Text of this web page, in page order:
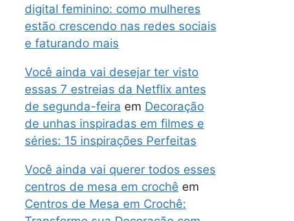
digital feminino: como mulheres
estão crescendo nas redes sociais
e faturando mais
Você ainda vai desejar ter visto
essas 7 estreias da Netflix antes
de segunda-feira em Decoração
de unhas inspiradas em filmes e
séries: 15 inspirações Perfeitas
Você ainda vai querer todos esses
centros de mesa em crochê em
Centros de Mesa em Crochê: